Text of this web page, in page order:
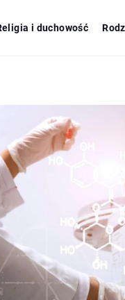
i duchowość